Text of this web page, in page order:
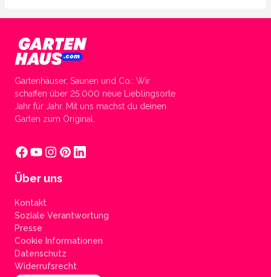
Gartenhäuser, Saunen und Co.: Wir
schaffen über 25.000 neue Lieblingsorte
Jahr für Jahr. Mit uns machst du deinen
Garten zum Original.
Über uns
Kontakt
Soziale Verantwortung
Presse
Cookie Informationen
Datenschutz
Widerrufsrecht